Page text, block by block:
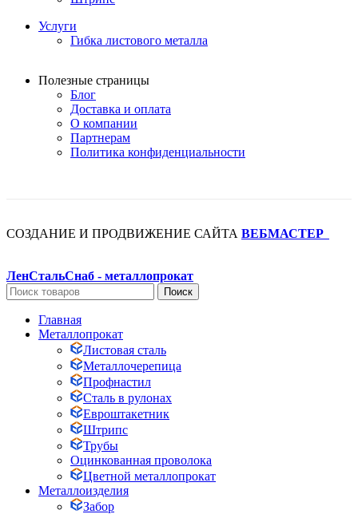
Услуги
Гибка листового металла
Полезные страницы
Блог
Доставка и оплата
О компании
Партнерам
Политика конфиденциальности
СОЗДАНИЕ И ПРОДВИЖЕНИЕ САЙТА ВЕБМАСТЕР
ЛенСтальСнаб - металлопрокат
Поиск
Главная
Металлопрокат
Листовая сталь
Металлочерепица
Профнастил
Сталь в рулонах
Евроштакетник
Штрипс
Трубы
Оцинкованная проволока
Цветной металлопрокат
Металлоизделия
Забор